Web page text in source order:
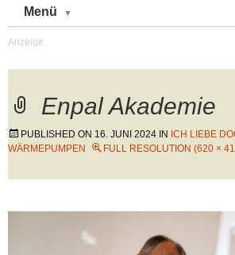
Menü
Enpal Akademie
PUBLISHED ON 16. JUNI 2024 IN ICH LIEBE
WÄRMEPUMPEN
FULL RESOLUTION (620 ×